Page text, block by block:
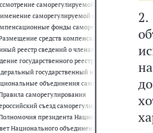
саморегулируемой организацией
саморегулируемой организацией мер
фонды саморегулируемой
средств компенсационного фонда
реестр сведений о членах
государственного реестра
государственный надзор за
объединения саморегулируемых
саморегулирования
съезд саморегулируемых
президента Национального
Национального объединения